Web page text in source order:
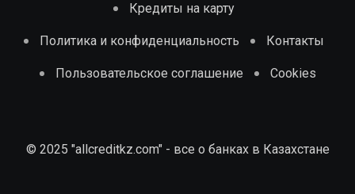
Кредиты на карту
Политика и конфиденциальность Контакты
Пользовательское соглашение Cookies
© 2025 "allcreditkz.com" - все о банках в Казахстане